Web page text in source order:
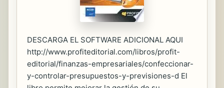
DESCARGA EL SOFTWARE ADICIONAL AQUI
http://www.profiteditorial.com/libros/profit-
editorial/finanzas-empresariales/confeccionar-
y-controlar-presupuestos-y-previsiones-d El